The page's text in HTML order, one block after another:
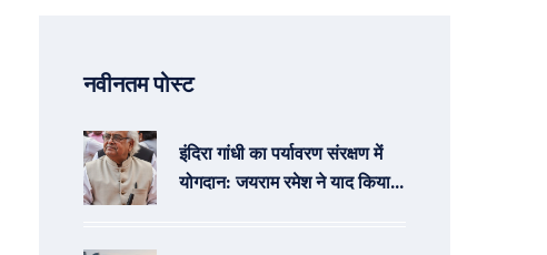
नवीनतम पोस्ट
इंदिरा गांधी का पर्यावरण संरक्षण में
योगदान: जयराम रमेश ने याद किया